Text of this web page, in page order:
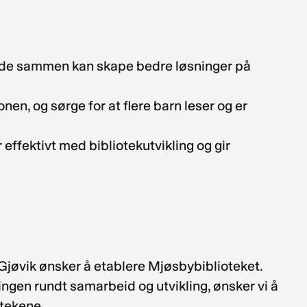
sammen kan skape bedre løsninger på
og sørge for at flere barn leser og er
effektivt med bibliotekutvikling og gir
ønsker å etablere Mjøsbybiblioteket.
rundt samarbeid og utvikling, ønsker vi å